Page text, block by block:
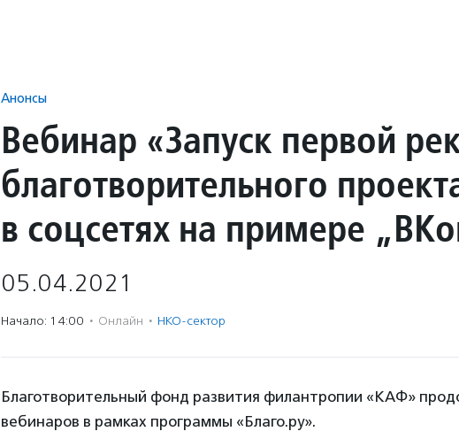
Анонсы
Вебинар «Запуск первой
благотворительного
в соцсетях на примере
05.04.2021
Начало: 14:00 · Онлайн · НКО-сектор
Благотворительный фонд развития филантропии «КАФ»
вебинаров в рамках программы «Благо.ру».